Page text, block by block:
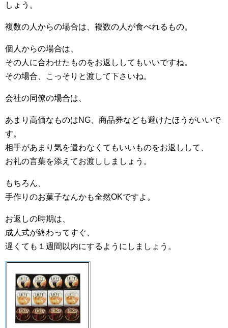
しょう。
複数の人からの場合は、複数の人が食べれるもの。
個人からの場合は、
その人に合わせたものをお返ししてもいいですね。
その場合、こっそりと渡して下さいね。
会社の同僚の場合は、
あまり高価なものはNG、商品券なども避けたほうがいいで
す。
相手があまり気を遣わなくてもいいものをお返しして、
お礼の言葉を添えてお渡ししましょう。
もちろん、
手作りのお菓子なんかも全然OKですよ。
お返しの時期は、
成人式が終わってすぐ、
遅くても１週間以内にするようにしましょう。